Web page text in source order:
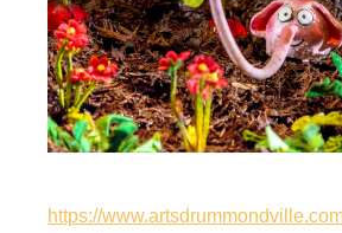
https://